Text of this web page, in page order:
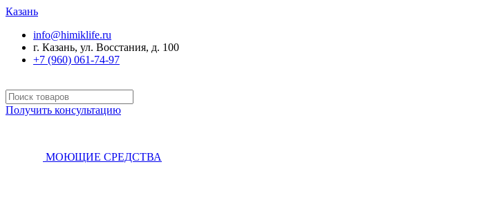
Казань
info@himiklife.ru
г. Казань, ул. Восстания, д. 100
+7 (960) 061-74-97
Получить консультацию
МОЮЩИЕ СРЕДСТВА